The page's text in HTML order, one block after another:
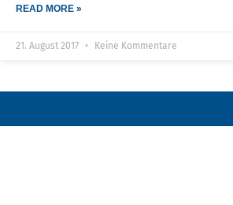
READ MORE »
21. August 2017 Keine Kommentare